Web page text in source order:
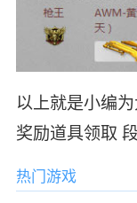
以上就是小编
奖励道具领取
热门游戏